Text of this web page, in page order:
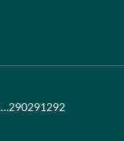
…290291292